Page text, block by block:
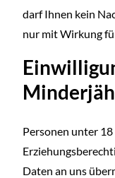
darf Ihnen kein
nur mit Wirkung
Personen unter
Daten an uns